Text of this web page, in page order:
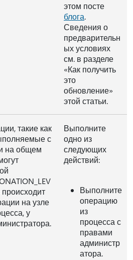
этом посте
блога.
Сведения о
предварительн
ых условиях
см. в разделе
«Как получить
это
обновление»
этой статьи.
такие как
с
на общем
на узле
у
Выполните
одно из
следующих
действий:
Выполните
операцию
из
процесса с
правами
администр
атора.